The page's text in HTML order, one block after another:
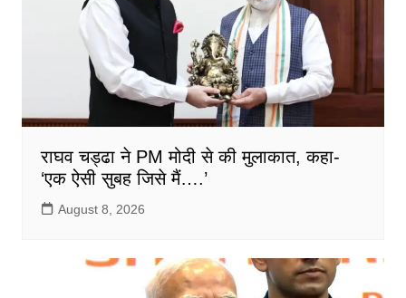
राघव चड्ढा ने PM मोदी से की मुलाकात, कहा-
‘एक ऐसी सुबह जिसे मैं….’
August 8, 2026